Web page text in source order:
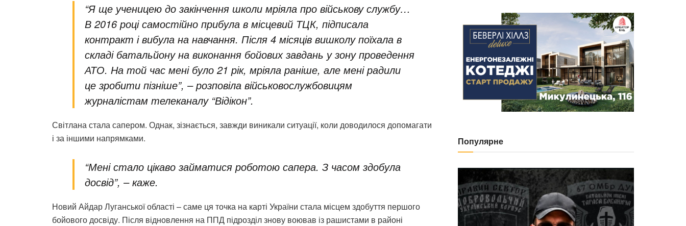
“Я ще ученицею до закінчення школи мріяла про військову службу…
В 2016 році самостійно прибула в місцевий ТЦК, підписала
контракт і вибула на навчання. Після 4 місяців вишколу поїхала в
складі батальйону на виконання бойових завдань у зону проведення
АТО. На той час мені було 21 рік, мріяла раніше, але мені радили
це зробити пізніше”, – розповіла військовослужбовицям
журналістам телеканалу “Відікон”.
Світлана стала сапером. Однак, зізнається, завжди виникали ситуації, коли доводилося допомагати
і за іншими напрямками.
“Мені стало цікаво займатися роботою сапера. З часом здобула
досвід”, – каже.
Новий Айдар Луганської області – саме ця точка на карті України стала місцем здобуття першого
бойового досвіду. Після відновлення на ППД підрозділ знову воював із рашистами в районі
Популярне